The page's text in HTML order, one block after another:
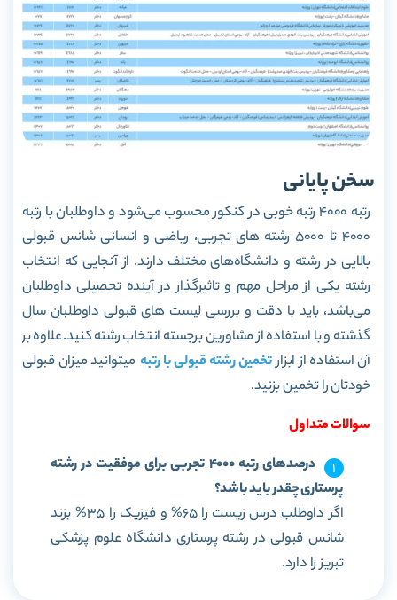
سخن پایانی
رتبه 4000 رتبه خوبی در کنکور محسوب می‌شود و داوطلبان با رتبه
4000 تا 5000 رشته های تجربی، ریاضی و انسانی شانس قبولی
بالایی در رشته و دانشگاه‌های مختلف دارند. از آنجایی که انتخاب
رشته یکی از مراحل مهم و تاثیرگذار در آینده تحصیلی داوطلبان
می‌باشد، باید با دقت و بررسی لیست های قبولی داوطلبان سال
گذشته و با استفاده از مشاورین برجسته انتخاب رشته کنید. علاوه بر
آن استفاده از ابزارتخمین رشته قبولی با رتبه میتوانید میزان قبولی
خودتان را تخمین بزنید.
سوالات متداول
درصدهای رتبه 4000 تجربی برای موفقیت در رشته
پرستاری چقدر باید باشد؟
اگر داوطلب درس زیست را 65% و فیزیک را 35% بزند
شانس قبولی در رشته پرستاری دانشگاه علوم پزشکی
تبریز را دارد.